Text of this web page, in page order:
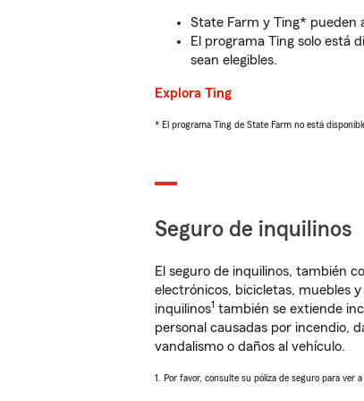
State Farm y Ting* pueden
El programa Ting solo está
sean elegibles.
Explora Ting
* El programa Ting de State Farm no está
Seguro de inquilinos
El seguro de inquilinos, también
electrónicos, bicicletas, muebles
inquilinos1 también se extiende
personal causadas por incendio,
vandalismo o daños al vehículo.
1. Por favor, consulte su póliza de seguro para ver